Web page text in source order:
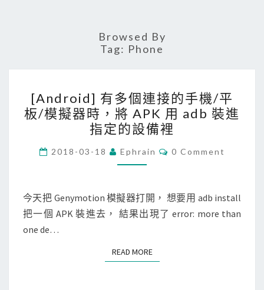
Browsed By
Tag: Phone
A
n
d
r
o
d
]
個
[Android] 有多個連接的手機/平
板/模擬器時，將 APK 用 adb 裝進
指定的設備裡
2018-03-18 Ephrain
C
N
S
0 Comment
今天把 Genymotion 模擬器打開， 想要用 adb install
把一個 APK 裝進去， 結果出現了 error: more than
one de…
READ MOREREAD MORE